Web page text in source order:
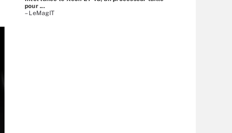
pour ...
– LeMagIT